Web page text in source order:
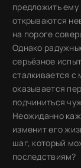
предложить
открываются
на пороге
Однако
серьёзное
сталкивается
оказывается
подчиниться
Неожиданно
изменит его
шаг, который
последствиям?